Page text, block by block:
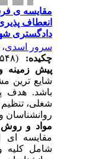
مقایسه ی
انعطاف
دادگستری شهر
سرور اسدی،
چکیده:
پیش زمینه
شایع ترین
باشد. هدف
شغلی، تنظیم
روانشناسان و
مواد و روش
مقایسه ای
شامل کلیه